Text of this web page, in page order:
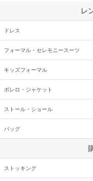
レ
ドレス
フォーマル・ セレモニースーツ
キッズフォーマル
ボレロ・ジャケット
ストール・ショール
バッグ
ストッキング